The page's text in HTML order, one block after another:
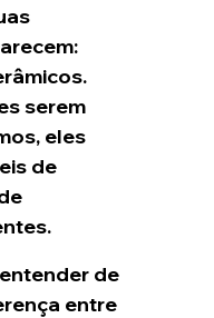
serem
eles
de
de
entre